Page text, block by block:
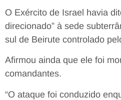
O Exército de Israel havia
direcionado” à sede
sul de Beirute controlado
Afirmou ainda que ele foi
comandantes.
“O ataque foi conduzido